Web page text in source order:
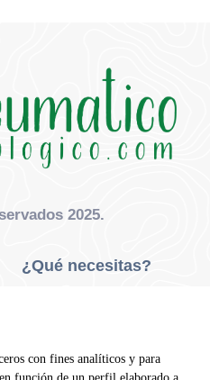
2025.
¿Qué necesitas?
Neumáticos Agrícola
con fines analíticos y para